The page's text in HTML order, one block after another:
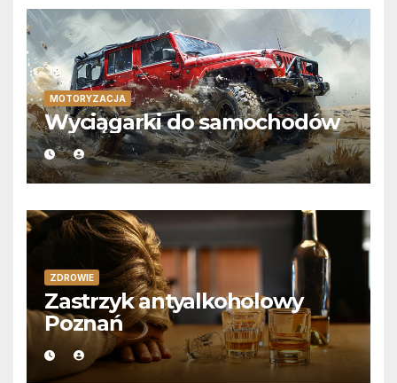
MOTORYZACJA
Wyciągarki do samochodów
ZDROWIE
Zastrzyk antyalkoholowy
Poznań